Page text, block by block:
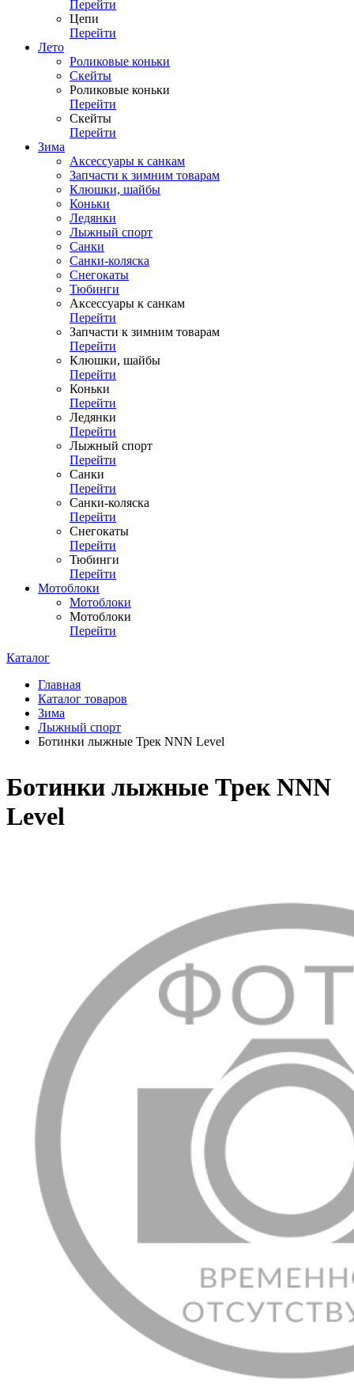
Перейти
Цепи
Перейти
Лето
Роликовые коньки
Скейты
Роликовые коньки
Перейти
Скейты
Перейти
Зима
Аксессуары к санкам
Запчасти к зимним товарам
Клюшки, шайбы
Коньки
Ледянки
Лыжный спорт
Санки
Санки-коляска
Снегокаты
Тюбинги
Аксессуары к санкам
Перейти
Запчасти к зимним товарам
Перейти
Клюшки, шайбы
Перейти
Коньки
Перейти
Ледянки
Перейти
Лыжный спорт
Перейти
Санки
Перейти
Санки-коляска
Перейти
Снегокаты
Перейти
Тюбинги
Перейти
Мотоблоки
Мотоблоки
Мотоблоки
Перейти
Каталог
Главная
Каталог товаров
Зима
Лыжный спорт
Ботинки лыжные Трек NNN Level
Ботинки лыжные Трек NNN
Level